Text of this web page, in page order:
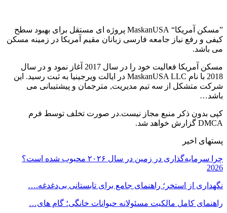
”مسکن آمریکا“ MaskanUSA پروژه ای مستقل برای بهبود سطح
کیفی و رفع نیاز جامعه فارسی زبانان مقیم آمریکا در زمینه مسکن
می باشد.
مسکن آمریکا فعالیت خود را در سال 2017 آغاز نمود و در سال
2018 با نام MaskanUSA LLC در ایالت ویرجینیا به ثبت رسید. این
شرکت متشکل از سه تیم مدیریت, مترجمان و پیشتیبانی می
باشد…
کپی بدون ذکر منبع مجاز نیست.در صورت تخلف توسط فرم
DMCA گزارش خواهد شد.
پستهای اخیر
چرا سرمایه‌گذاری در زمین در سال ۲۰۲۶ محبوب شده است؟
2026
نگهداری از استخر؛ راهنمای جامع برای تابستانی بی‌دغدغه.…
راهنمای کامل مالکیت مسئولانه حیوانات خانگی؛ گام های…